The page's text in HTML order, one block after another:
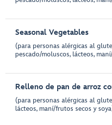
Seasonal Vegetables
(para personas alérgicas al
pescado/moluscos, lácteos,
Relleno de pan de arroz
(para personas alérgicas al
lácteos, maní/frutos secos y